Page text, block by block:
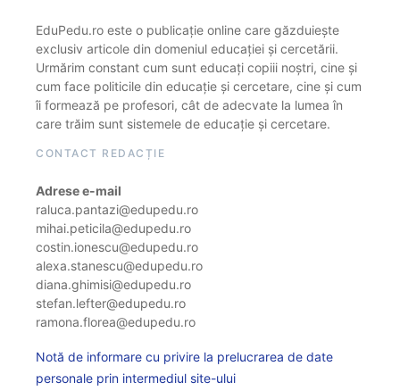
EduPedu.ro este o publicație online care găzduiește
exclusiv articole din domeniul educației și cercetării.
Urmărim constant cum sunt educați copiii noștri, cine și
cum face politicile din educație și cercetare, cine și cum
îi formează pe profesori, cât de adecvate la lumea în
care trăim sunt sistemele de educație și cercetare.
CONTACT REDACȚIE
Adrese e-mail
raluca.pantazi@edupedu.ro
mihai.peticila@edupedu.ro
costin.ionescu@edupedu.ro
alexa.stanescu@edupedu.ro
diana.ghimisi@edupedu.ro
stefan.lefter@edupedu.ro
ramona.florea@edupedu.ro
Notă de informare cu privire la prelucrarea de date
personale prin intermediul site-ului